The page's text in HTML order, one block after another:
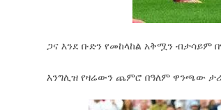
ጋና እንደ ቡድን የመከላከል አቅሟን
እንግሊዝ የዛሬውን ጨምሮ በዓለም ዋንጫው